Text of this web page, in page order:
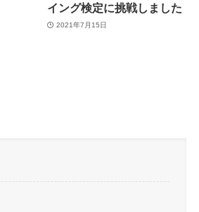
イング検定に挑戦しました
2021年7月15日